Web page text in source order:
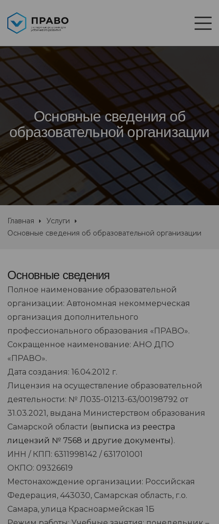
Основные сведения об
образовательной организации
Главная
Услуги
Основные сведения об образовательной организации
Основные сведения
Полное наименование образовательной
организации: Автономная некоммерческая
организация дополнительного
профессионального образования «ПРАВО».
Сокращенное наименование: АНО ДПО
«ПРАВО».
Дата создания: 16.04.2012 г.
Лицензия на осуществление образовательной
деятельности: № Л035-01213-63/00198792 от
31.03.2021, выдана Министерством образования
Самарской области (выписка из реестра
лицензий № 7568 и другие документы).
ИНН / КПП: 6311998142 / 631701001
ОКПО: 09326619
Местонахождение организации: Российская
Федерация, 443030, Самарская область, г.о.
Самара, улица Красноармейская 1Б